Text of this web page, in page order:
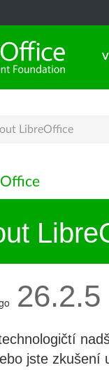
LibreOffice
26.2.5
jste zkušení